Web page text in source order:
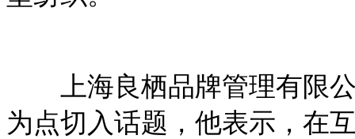
上海良栖品牌管理有限公
为点切入话题，他表示，在